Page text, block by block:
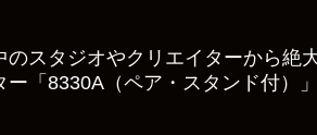
スタジオやクリエイターから絶
「8330A（ペア・スタンド付）